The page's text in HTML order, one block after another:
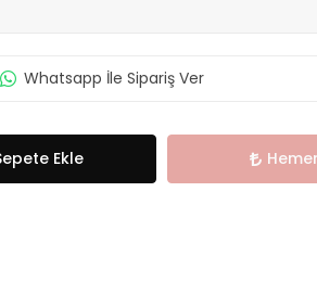
Whatsapp İle Sipariş Ver
Ekle